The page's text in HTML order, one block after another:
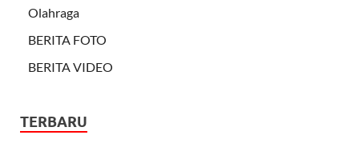
Olahraga
BERITA FOTO
BERITA VIDEO
TERBARU